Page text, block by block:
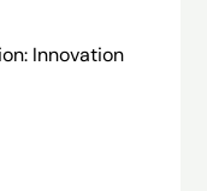
Innovation